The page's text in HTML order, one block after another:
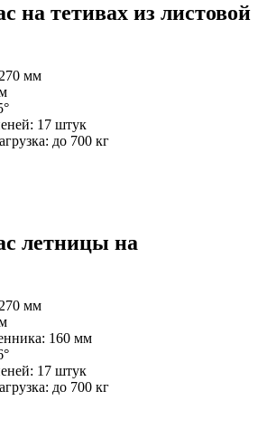
на тетивах из листовой
мм
17 штук
до 700 кг
летницы на
мм
160 мм
17 штук
до 700 кг